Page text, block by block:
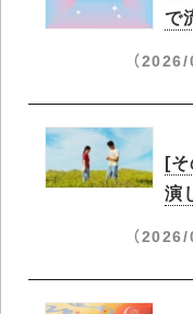
で
（
[
演
（